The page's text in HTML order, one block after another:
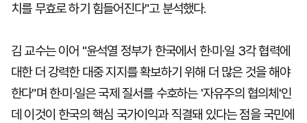
치를 무효로 하기 힘들어진다"고 분석했다.
김 교수는 이어 "윤석열 정부가 한국에서 한·미·일 3각 협력에
대한 더 강력한 대중 지지를 확보하기 위해 더 많은 것을 해야
한다"며 한·미·일은 국제 질서를 수호하는 '자유주의 협의체'인
데 이것이 한국의 핵심 국가이익과 직결돼 있다는 점을 국민에